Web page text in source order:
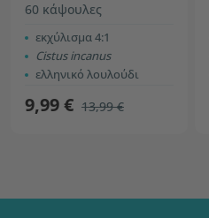
60 κάψουλες
εκχύλισμα 4:1
Cistus incanus
ελληνικό λουλούδι
9,99 € 13,99 €